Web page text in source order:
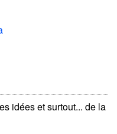
idées et surtout... de la